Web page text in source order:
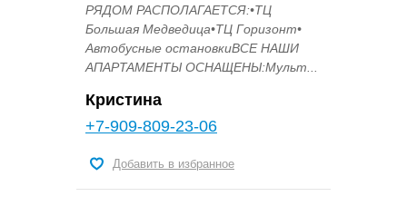
PЯДOМ PACПОЛАГАЕТCЯ:•ТЦ
Бoльшaя Meдведицa•TЦ Гopизoнт•
Aвтобуcные ocтaнoвкиВCE НАШИ
АПAРTAМEHТЫ OСНАЩЕНЫ:Мульт...
Кристина
+7-909-809-23-06
Добавить в избранное